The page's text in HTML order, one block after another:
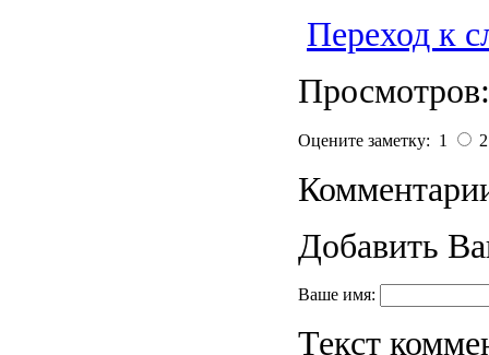
Переход к
Оцените заметку: 1
Добавить
Ваше имя:
Текст